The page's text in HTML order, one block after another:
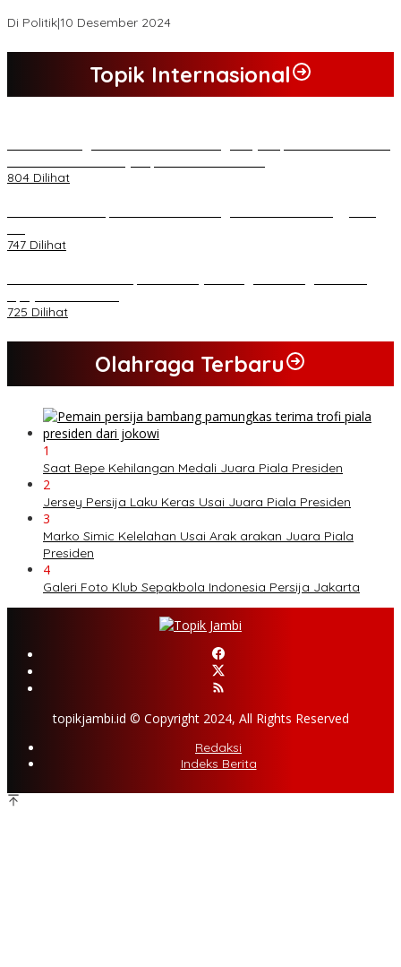
Di Politik|10 Desember 2024
Topik Internasional
804 Dilihat
747 Dilihat
725 Dilihat
Olahraga Terbaru
1
Saat Bepe Kehilangan Medali Juara Piala Presiden
2
Jersey Persija Laku Keras Usai Juara Piala Presiden
3
Marko Simic Kelelahan Usai Arak arakan Juara Piala
Presiden
4
Galeri Foto Klub Sepakbola Indonesia Persija Jakarta
topikjambi.id © Copyright 2024, All Rights Reserved
Redaksi
Indeks Berita